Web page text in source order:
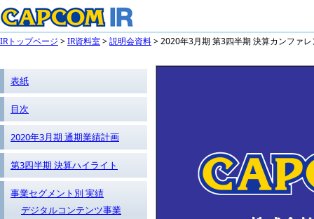
IRトップページ >IR資料室>説明会資料> 2020年3月期 第3四半期 決算カンファ
表紙
目次
2020年3月期 通期業績計画
第3四半期 決算ハイライト
事業セグメント別 実績
デジタルコンテンツ事業